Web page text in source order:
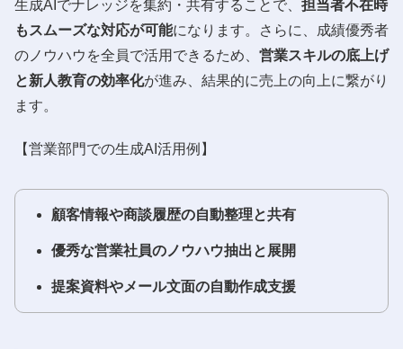
生成AIでナレッジを集約・共有することで、 担当者不在時
もスムーズな対応が可能になります。さらに、成績優秀者
のノウハウを全員で活用できるため、 営業スキルの底上げ
と新人教育の効率化が進み、結果的に売上の向上に繋がり
ます。
【営業部門での生成AI活用例】
顧客情報や商談履歴の自動整理と共有
優秀な営業社員のノウハウ抽出と展開
提案資料やメール文面の自動作成支援